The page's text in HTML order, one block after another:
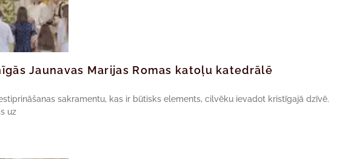
Jaunavas Marijas Romas katoļu katedrālē
sakramentu, kas ir būtisks elements, cilvēku ievadot kristīgajā dzīvē.
uz